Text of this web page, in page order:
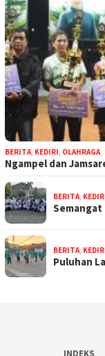
BERITA, KEDIRI, OLAHRAGA
Ngampel dan
BERITA,
Semangat
BERITA,
Puluhan
INDEKS